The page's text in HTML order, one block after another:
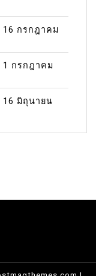
16 กรกฎาคม
1 กรกฎาคม
16 มิถุนายน